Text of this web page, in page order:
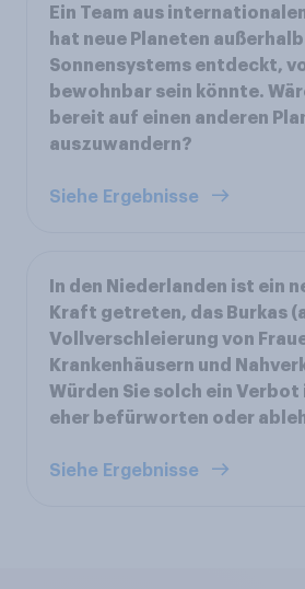
Ein Team aus
hat neue Planeten
Sonnensystems entdeckt,
bewohnbar sein könnte.
bereit auf einen anderen
auszuwandern?
Siehe Ergebnisse
In den Niederlanden ist ein
Kraft getreten, das Burkas
Vollverschleierung von
Krankenhäusern und
Würden Sie solch ein Verbot
eher befürworten oder
Siehe Ergebnisse